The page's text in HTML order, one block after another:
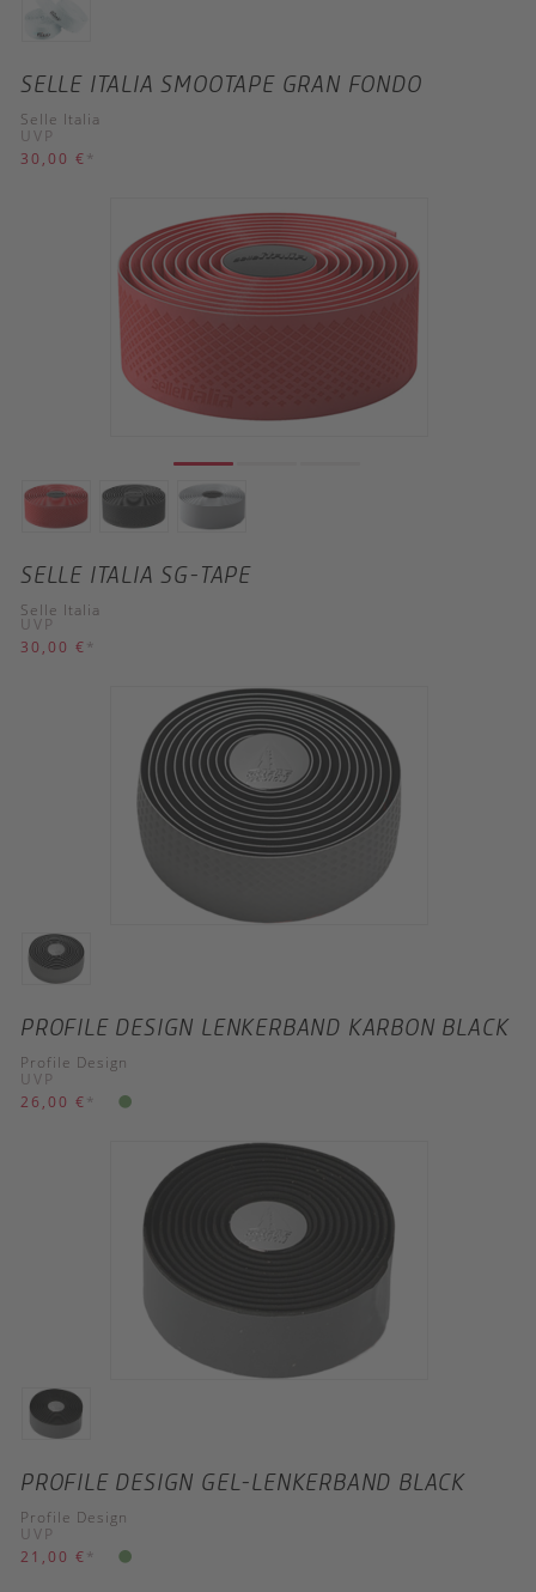
SELLE ITALIA SMOOTAPE GRAN FONDO
Selle Italia
UVP
30,00 € *
SELLE ITALIA SG-TAPE
Selle Italia
UVP
30,00 € *
PROFILE DESIGN LENKERBAND KARBON BLACK
Profile Design
UVP
26,00 € *
PROFILE DESIGN GEL-LENKERBAND BLACK
Profile Design
UVP
21,00 € *